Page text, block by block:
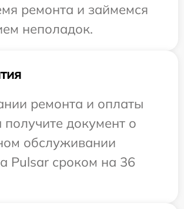
ремонта и займемся
неполадок.
ремонта и оплаты
документ о
обслуживании
Pulsar сроком на 36